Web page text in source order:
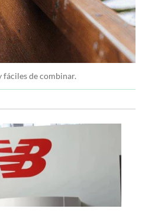
fáciles de combinar.